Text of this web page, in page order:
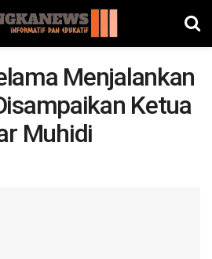
Menjalankan
Ketua
Muhidi